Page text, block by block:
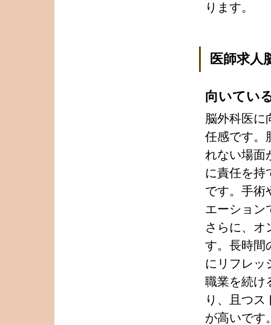
ります。
医師求人
向いてい
脳外科医に
任感です。
れない場面
に責任を持
です。手術
エーショ
さらに、オ
す。長時間
にリフレッ
職業を続け
り、且つ
が高いです